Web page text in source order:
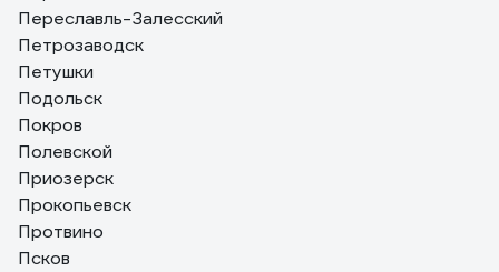
Переславль-Залесский
Петрозаводск
Петушки
Подольск
Покров
Полевской
Приозерск
Прокопьевск
Протвино
Псков